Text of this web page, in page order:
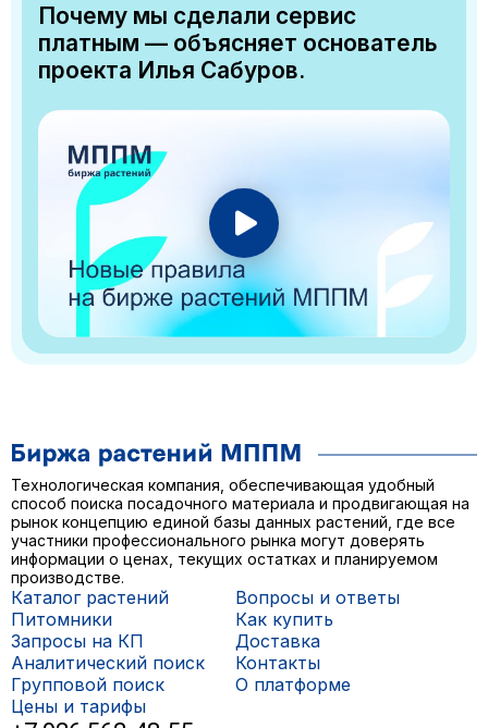
Почему мы сделали сервис
платным — объясняет основатель
проекта Илья Сабуров.
Технологическая компания, обеспечивающая удобный
способ поиска посадочного материала и продвигающая на
рынок концепцию единой базы данных растений, где все
участники профессионального рынка могут доверять
информации о ценах, текущих остатках и планируемом
производстве.
Каталог растений
Питомники
Запросы на КП
Аналитический поиск
Групповой поиск
Цены и тарифы
Вопросы и ответы
Как купить
Доставка
Контакты
О платформе